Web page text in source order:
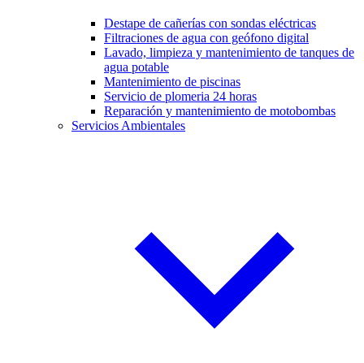
Destape de cañerías con sondas eléctricas
Filtraciones de agua con geófono digital
Lavado, limpieza y mantenimiento de tanques de
agua potable
Mantenimiento de piscinas
Servicio de plomeria 24 horas
Reparación y mantenimiento de motobombas
Servicios Ambientales